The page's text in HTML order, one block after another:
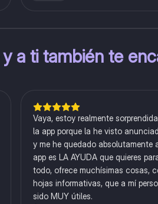
y a ti también te
Vaya, estoy realmente
la app porque la he visto
y me he quedado absolutamente
app es LA AYUDA que quieres
todo, ofrece muchísimas cosas,
hojas informativas, que a mí
sido MUY útiles.